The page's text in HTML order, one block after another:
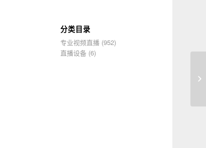
分类目录
专业视频直播(952)
直播设备(6)